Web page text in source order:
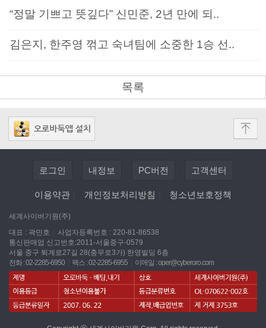
“정말 기쁘고 뜻깊다” 신민준, 2년 만에 되..
김은지, 한주영 꺾고 숙녀팀에 소중한 1승 선..
목록
로그인 내정보 PC버전 고객센터
이용약관 개인정보처리방침 청소년보호정책
세계사이버기원(주)
대표 : 곽민호
사업자등록번호 : 220-81-86538
통신판매업 신고번호:2011-서울중구-0579
서울 중구 퇴계로27길 28(충무로3가) 한영빌딩 6층
전화 : 02-2285-6950
팩스 : 02-2285-6955 이메일 :oper@cyberoro.com